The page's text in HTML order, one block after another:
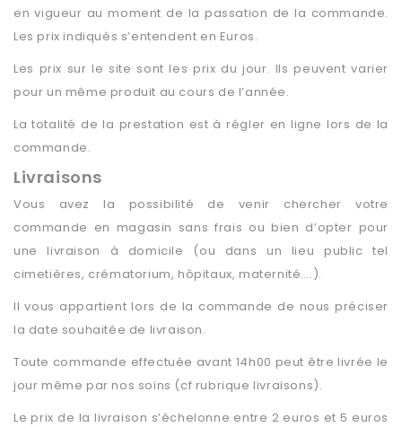
en vigueur au moment de la passation de la commande.
Les prix indiqués s’entendent en Euros.
Les prix sur le site sont les prix du jour. Ils peuvent varier
pour un même produit au cours de l’année.
La totalité de la prestation est à régler en ligne lors de la
commande.
Livraisons
Vous avez la possibilité de venir chercher votre
commande en magasin sans frais ou bien d’opter pour
une livraison à domicile (ou dans un lieu public tel
cimetières, crématorium, hôpitaux, maternité….).
Il vous appartient lors de la commande de nous préciser
la date souhaitée de livraison.
Toute commande effectuée avant 14h00 peut être livrée le
jour même par nos soins (cf rubrique livraisons).
Le prix de la livraison s’échelonne entre 2 euros et 5 euros